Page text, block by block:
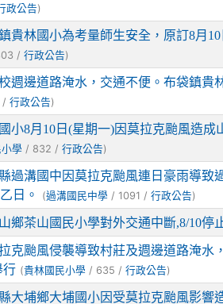
政公告)
貴林國小為考量師生安全，原訂8月
/行政公告)
週邊道路淹水，交通不便。布袋鎮貴
/行政公告)
小8月10日(星期一)因莫拉克颱風造
小學 / 832 /行政公告)
過溝國中因莫拉克颱風連日豪雨導致
日。
(過溝國民中學 / 1091 /行政公告)
鄉茶山國民小學對外交通中斷,8/10停
克颱風侵襲導致村莊及週邊道路淹水
行 (貴林國民小學 / 635 /行政公告)
大埔鄉大埔國小因受莫拉克颱風影響